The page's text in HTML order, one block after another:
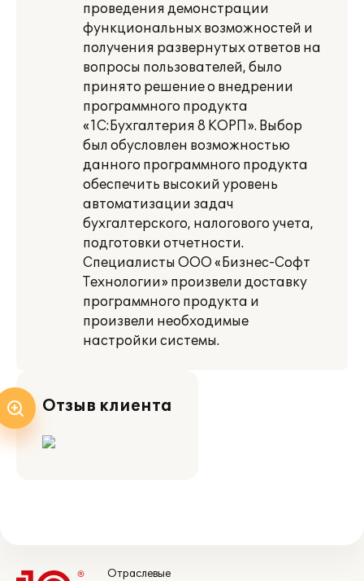
проведения демонстрации
функциональных возможностей и
получения развернутых ответов на
вопросы пользователей, было
принято решение о внедрении
программного продукта
«1С:Бухгалтерия 8 КОРП». Выбор
был обусловлен возможностью
данного программного продукта
обеспечить высокий уровень
автоматизации задач
бухгалтерского, налогового учета,
подготовки отчетности.
Специалисты ООО «Бизнес-Софт
Технологии» произвели доставку
программного продукта и
произвели необходимые
настройки системы.
Отзыв клиента
Отраслевые